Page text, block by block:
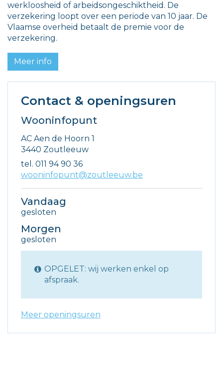
werkloosheid of arbeidsongeschiktheid. De
verzekering loopt over een periode van 10 jaar. De
Vlaamse overheid betaalt de premie voor de
verzekering.
Meer info
Contact & openingsuren
Wooninfopunt
Adres
AC Aen de Hoorn 1
,
3440 Zoutleeuw
tel. 011 94 90 36
E-
wooninfopunt@zoutleeuw.be
Vandaag
gesloten
Morgen
gesloten
OPGELET: wij werken enkel op
afspraak.
Meer openingsuren